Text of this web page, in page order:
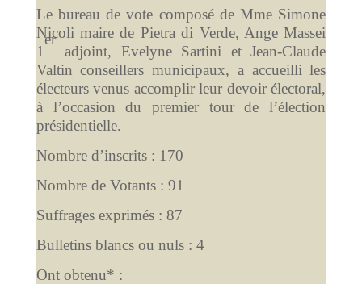
Le bureau de vote composé de Mme Simone
Nicoli maire de Pietra di Verde, Ange Massei
1
er
adjoint, Evelyne Sartini et Jean-Claude
Valtin conseillers municipaux, a accueilli les
électeurs venus accomplir leur devoir électoral,
à l’occasion du premier tour de l’élection
présidentielle.
Nombre d’inscrits : 170
Nombre de Votants : 91
Suffrages exprimés : 87
Bulletins blancs ou nuls : 4
Ont obtenu* :